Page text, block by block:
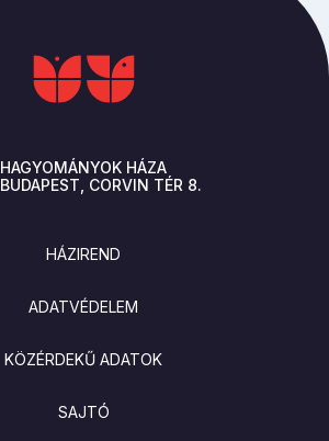
HAGYOMÁNYOK HÁZA
BUDAPEST CORVIN TÉR 8.
HÁZIREND
ADATVÉDELEM
KÖZÉRDEKŰ ADATOK
SAJTÓ